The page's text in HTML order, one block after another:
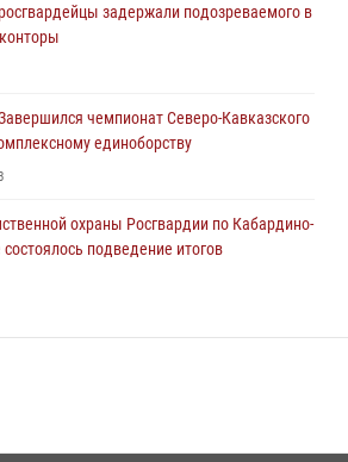
инструктора подразделений
навыки
задержали подозреваемого в
чемпионат Северо-Кавказского
единоборству
охраны Росгвардии по Кабардино-
подведение итогов